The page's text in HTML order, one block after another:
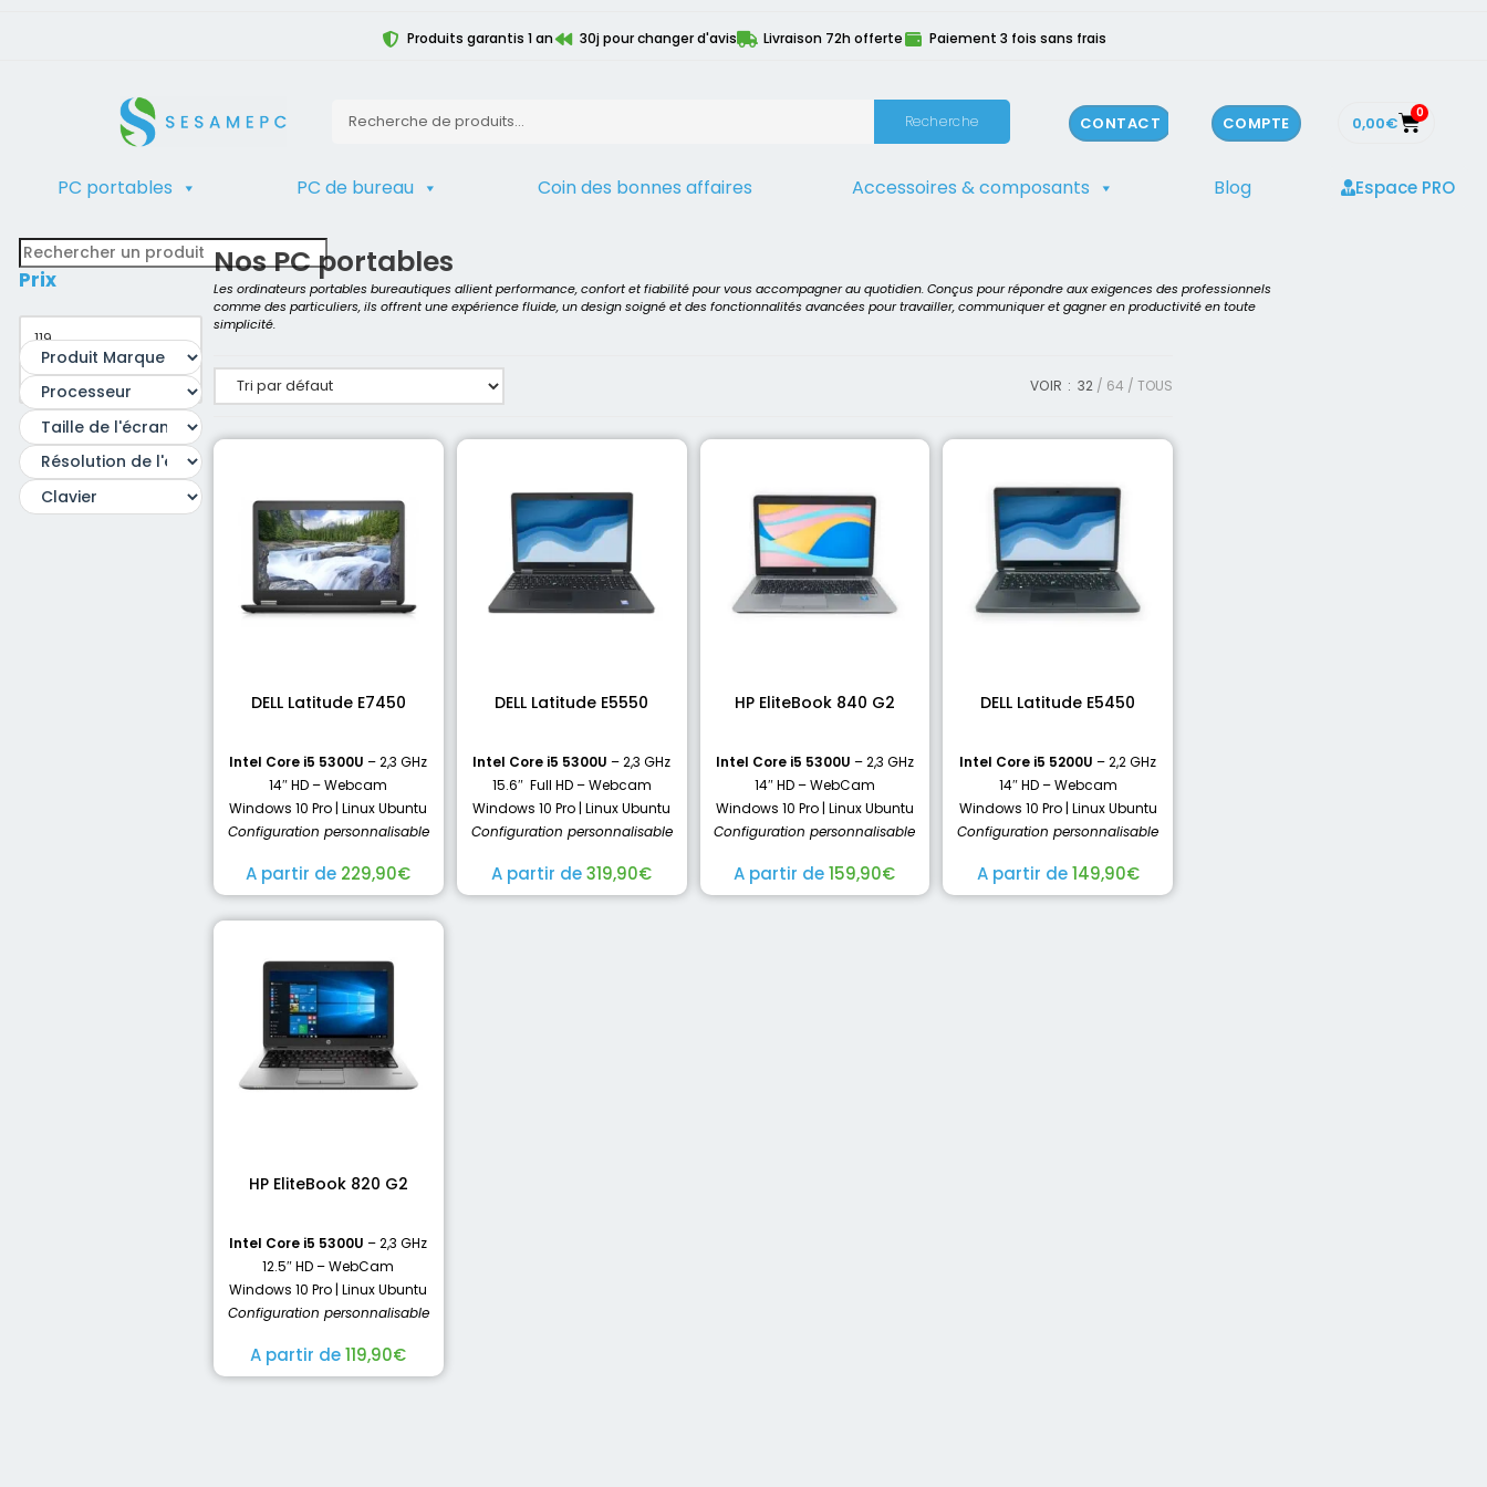
Produits garantis 1 an 30j pour changer d'avis Livraison 72h offerte Paiement 3 fois sans frais
Recherche CONTACT COMPTE 0,00€ 0
PC portables PC de bureau Coin des bonnes affaires Accessoires & composants Blog
Espace PRO
Prix Nos PC portables
Les ordinateurs portables bureautiques allient performance, confort et fiabilité pour vous accompagner au quotidien. Conçus pour répondre aux exigences des professionnels
comme des particuliers, ils offrent une expérience fluide, un design soigné et des fonctionnalités avancées pour travailler, communiquer et gagner en productivité en toute
simplicité.
VOIR : 32 64 TOUS
DELL Latitude E7450
Intel Core i5 5300U – 2,3 GHz
14″ HD – Webcam
Windows 10 Pro | Linux Ubuntu
Configuration personnalisable
A partir de 229,90€
DELL Latitude E5550
Intel Core i5 5300U – 2,3 GHz
15.6″ Full HD – Webcam
Windows 10 Pro | Linux Ubuntu
Configuration personnalisable
A partir de319,90€
HP EliteBook 840 G2
Intel Core i5 5300U – 2,3 GHz
14″ HD – WebCam
Windows 10 Pro | Linux Ubuntu
Configuration personnalisable
A partir de159,90€
DELL Latitude E5450
Intel Core i5 5200U – 2,2 GHz
14″ HD – Webcam
Windows 10 Pro | Linux Ubuntu
Configuration personnalisable
A partir de149,90€
HP EliteBook 820 G2
Intel Core i5 5300U – 2,3 GHz
12.5″ HD – WebCam
Windows 10 Pro | Linux Ubuntu
Configuration personnalisable
A partir de119,90€